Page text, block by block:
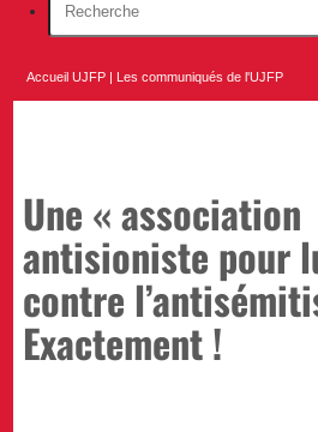
Accueil UJFP Les communiqués de l'UJFP
Une « association
antisioniste pour
contre
Exactement !